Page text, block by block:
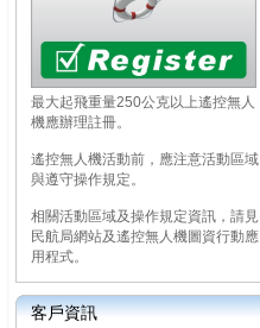
最大起飛重量250公克以上遙控無人
機應辦理註冊。
遙控無人機活動前，應注意活動區域
與遵守操作規定。
相關活動區域及操作規定資訊，請見
民航局網站及遙控無人機圖資行動應
用程式。
客戶資訊